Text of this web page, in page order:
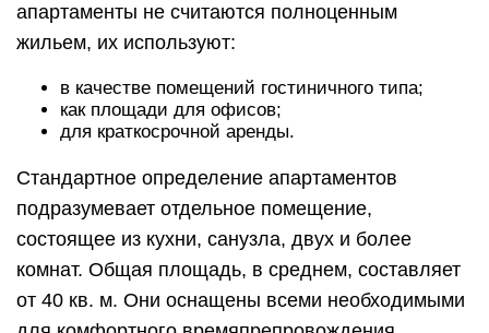
апартаменты не считаются полноценным
жильем, их используют:
в качестве помещений гостиничного типа;
как площади для офисов;
для краткосрочной аренды.
Стандартное определение апартаментов
подразумевает отдельное помещение,
состоящее из кухни, санузла, двух и более
комнат. Общая площадь, в среднем, составляет
от 40 кв. м. Они оснащены всеми необходимыми